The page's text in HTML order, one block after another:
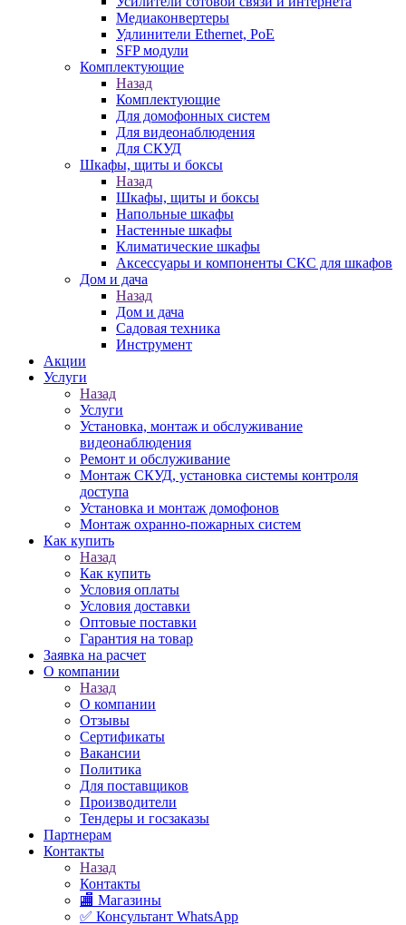
Медиаконвертеры
Удлинители Ethernet, PoE
SFP модули
Комплектующие
Назад
Комплектующие
Для домофонных систем
Для видеонаблюдения
Для СКУД
Шкафы, щиты и боксы
Назад
Шкафы, щиты и боксы
Напольные шкафы
Настенные шкафы
Климатические шкафы
Аксессуары и компоненты СКС для шкафов
Дом и дача
Назад
Дом и дача
Садовая техника
Инструмент
Акции
Услуги
Назад
Услуги
Установка, монтаж и обслуживание
видеонаблюдения
Ремонт и обслуживание
Монтаж СКУД, установка системы контроля
доступа
Установка и монтаж домофонов
Монтаж охранно-пожарных систем
Как купить
Назад
Как купить
Условия оплаты
Условия доставки
Оптовые поставки
Гарантия на товар
Заявка на расчет
О компании
Назад
О компании
Отзывы
Сертификаты
Вакансии
Политика
Для поставщиков
Производители
Тендеры и госзаказы
Партнерам
Контакты
Назад
Контакты
🏬 Магазины
✅️ Консультант WhatsApp